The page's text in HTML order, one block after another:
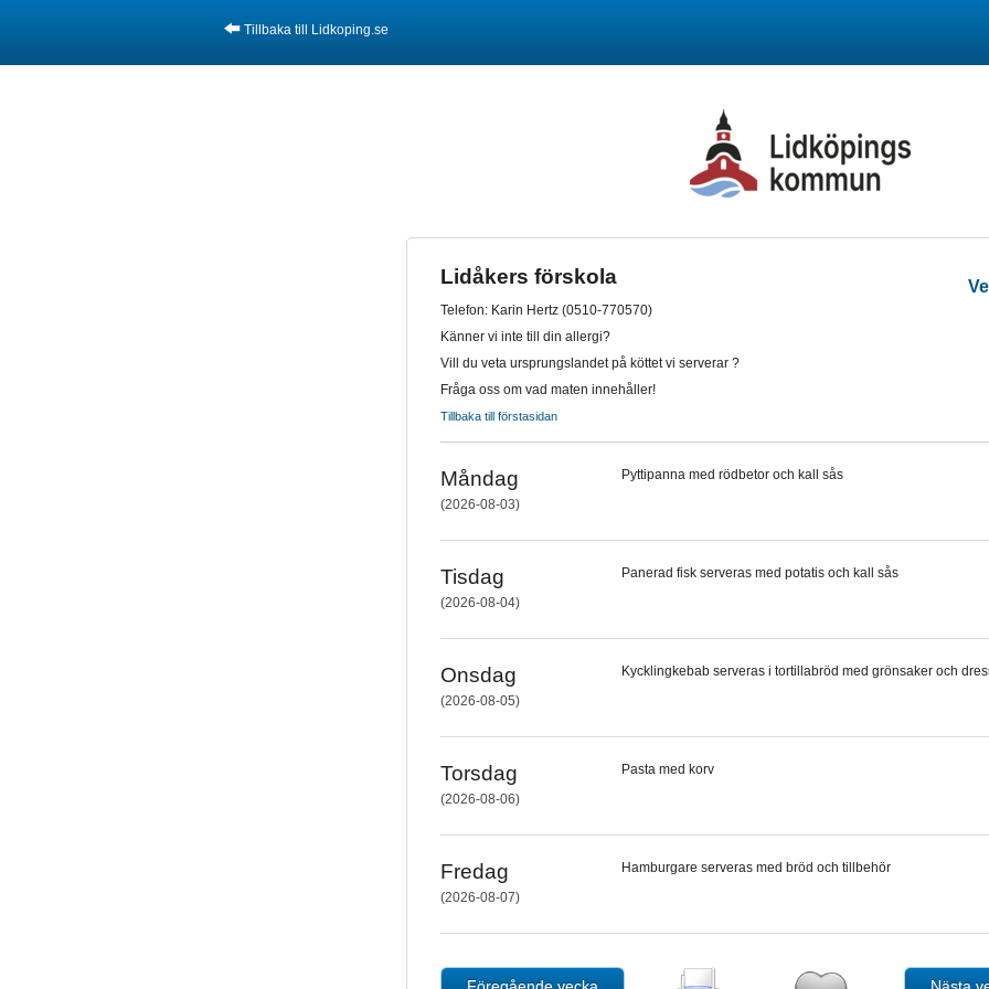
Tillbaka till Lidkoping.se
Lidåkers förskola
Telefon: Karin Hertz (0510-770570)
Känner vi inte till din allergi?
Vill du veta ursprungslandet på köttet vi serverar ?
Fråga oss om vad maten innehåller!
Tillbaka till förstasidan
Måndag
(2026-08-03)
Pyttipanna med rödbetor och kall sås
Tisdag
(2026-08-04)
Panerad fisk serveras med potatis och kall sås
Onsdag
(2026-08-05)
Kycklingkebab serveras i tortillabröd med grönsaker och
Torsdag
(2026-08-06)
Pasta med korv
Fredag
(2026-08-07)
Hamburgare serveras med bröd och tillbehör